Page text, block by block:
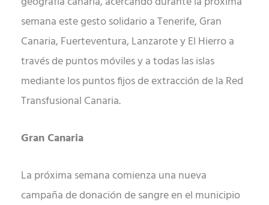
semana este gesto solidario a Tenerife, Gran
Canaria, Fuerteventura, Lanzarote y El Hierro a
través de puntos móviles y a todas las islas
mediante los puntos fijos de extracción de la Red
Transfusional Canaria.
Gran Canaria
La próxima semana comienza una nueva
campaña de donación de sangre en el municipio